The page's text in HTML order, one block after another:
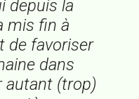
depuis la
mis fin à
de favoriser
dans
autant (trop)